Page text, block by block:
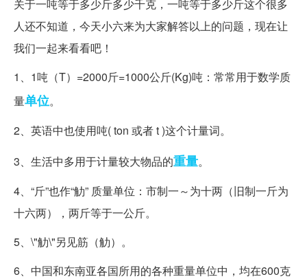
关于一吨等于多少斤多少千克，一吨等于多少斤这个很多
人还不知道，今天小六来为大家解答以上的问题，现在让
我们一起来看看吧！
1、1吨（T）=2000斤=1000公斤(Kg)吨：常常用于数学质
量单位。
2、英语中也使用吨( ton 或者 t )这个计量词。
3、生活中多用于计量较大物品的重量。
4、“斤”也作“觔” 质量单位：市制一～为十两（旧制一斤为
十六两），两斤等于一公斤。
5、\"觔\"另见筋（觔）。
6、中国和东南亚各国所用的各种重量单位中，均在600克